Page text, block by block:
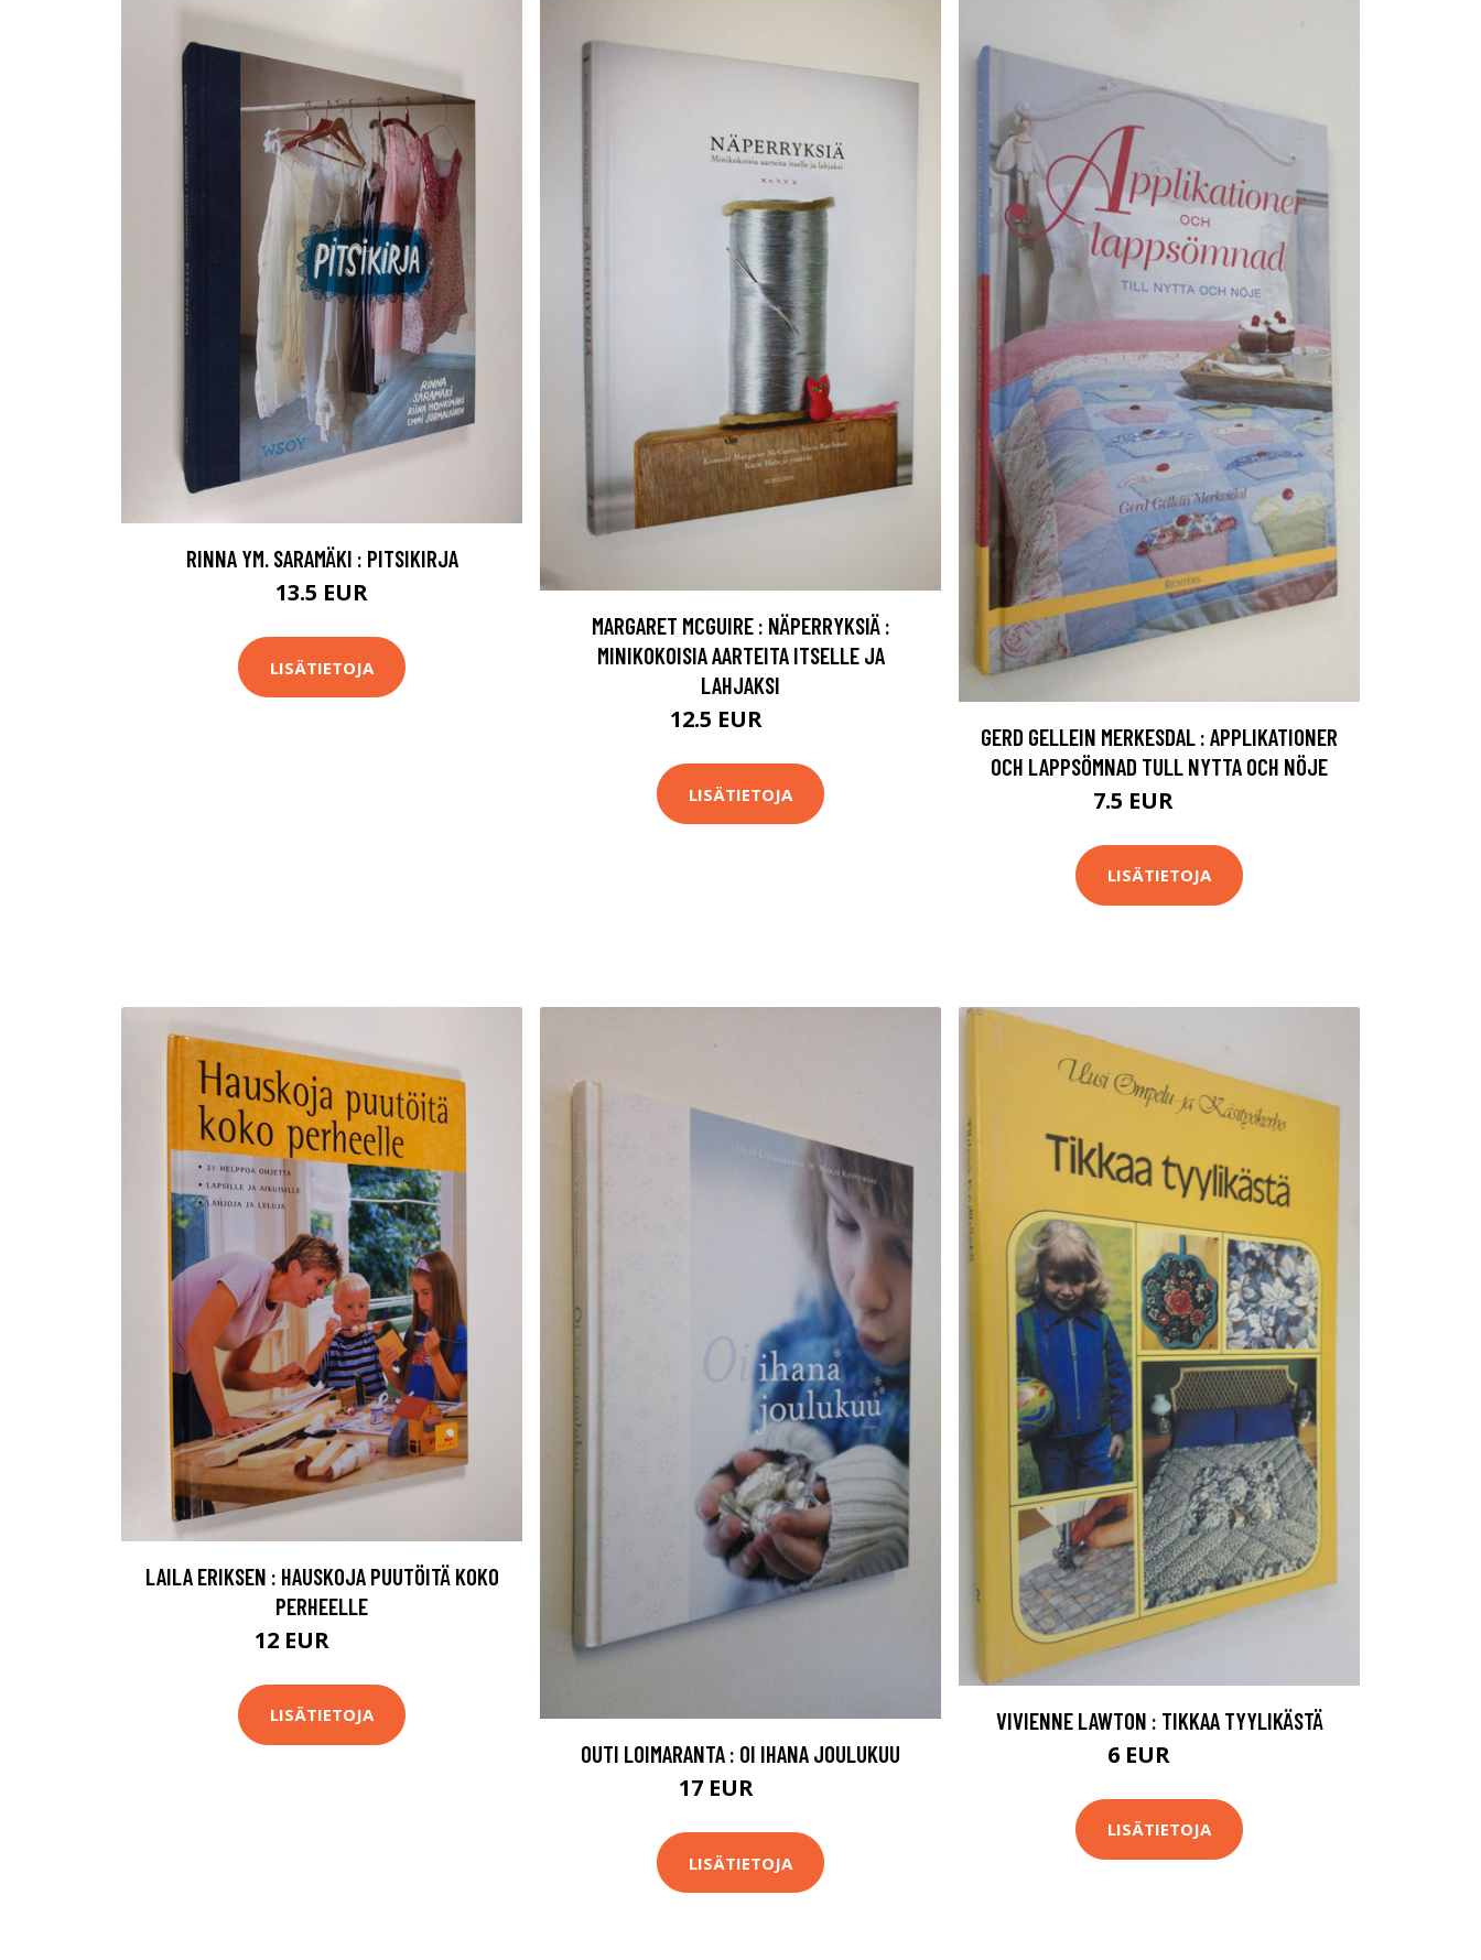
RINNA YM. SARAMÄKI : PITSIKIRJA
13.5 EUR
LISÄTIETOJA
MARGARET MCGUIRE : NÄPERRYKSIÄ :
MINIKOKOISIA AARTEITA ITSELLE JA
LAHJAKSI
12.5 EUR
LISÄTIETOJA
GERD GELLEIN MERKESDAL : APPLIKATIONER
OCH LAPPSÖMNAD TULL NYTTA OCH NÖJE
7.5 EUR
LISÄTIETOJA
LAILA ERIKSEN : HAUSKOJA PUUTÖITÄ KOKO
PERHEELLE
12 EUR
LISÄTIETOJA
OUTI LOIMARANTA : OI IHANA JOULUKUU
17 EUR
LISÄTIETOJA
VIVIENNE LAWTON : TIKKAA TYYLIKÄSTÄ
6 EUR
LISÄTIETOJA